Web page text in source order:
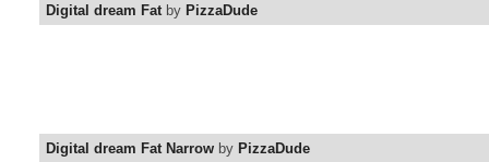
Digital dream Fatby PizzaDude
Digital dream Fat Narrow by PizzaDude